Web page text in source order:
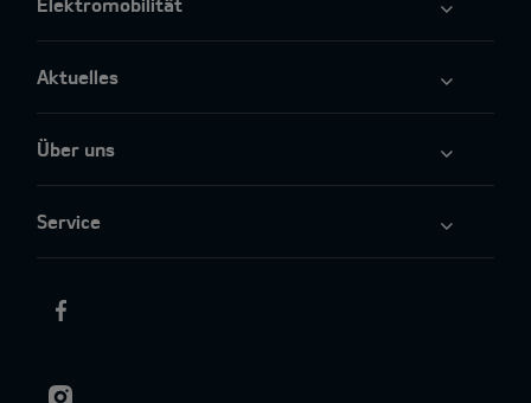
Aktuelles
Über uns
Service